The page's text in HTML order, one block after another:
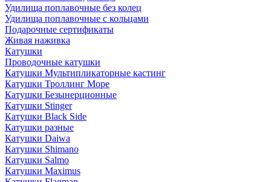
Удилища поплавочные без колец
Удилища поплавочные с кольцами
Подарочные сертификаты
Живая наживка
Катушки
Проводочные катушки
Катушки Мультипликаторные кастинг
Катушки Троллинг Море
Катушки Безынерционные
Катушки Stinger
Катушки Black Side
Катушки разные
Катушки Daiwa
Катушки Shimano
Катушки Salmo
Катушки Maximus